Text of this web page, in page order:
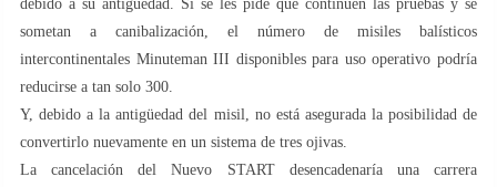
debido a su antigüedad. Si se les pide que continúen las pruebas y se
sometan a canibalización, el número de misiles balísticos
intercontinentales Minuteman III disponibles para uso operativo podría
reducirse a tan solo 300.
Y, debido a la antigüedad del misil, no está asegurada la posibilidad de
convertirlo nuevamente en un sistema de tres ojivas.
La cancelación del Nuevo START desencadenaría una carrera